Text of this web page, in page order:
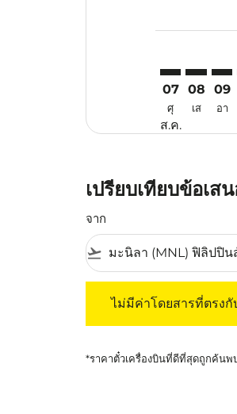
07
ศุ
ส.ค.
08
เส
09
อา
เปรียบเทียบข้อเส
จาก
flight_takeoff
ไม่มีค่าโดยสารที่ตรง
*ราคาตั๋วเครื่องบินที่ดีที่สุดถูกค้น